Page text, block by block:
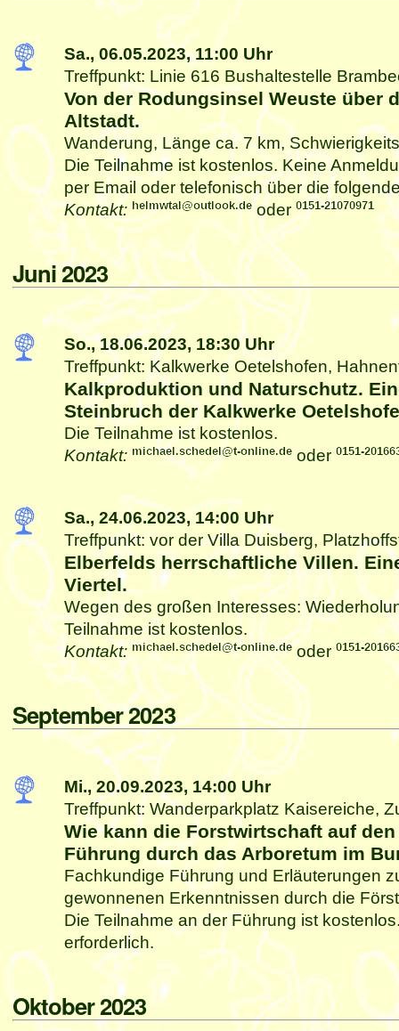
Sa., 06.05.2023,11:00 Uhr
Treffpunkt: Linie 616 Bushaltestelle
Von der Rodungsinsel Weuste über
Altstadt.
Wanderung, Länge ca. 7 km,
Die Teilnahme ist kostenlos. Keine
per Email oder telefonisch über die
Kontakt:
oder
Juni 2023
So., 18.06.2023, 18:30 Uhr
Treffpunkt: Kalkwerke Oetelshofen,
Kalkproduktion und Naturschutz.
Steinbruch der Kalkwerke
Die Teilnahme ist kostenlos.
Kontakt:
oder
Sa., 24.06.2023, 14:00 Uhr
Treffpunkt: vor der Villa Duisberg,
Elberfelds herrschaftliche Villen.
Viertel.
Wegen des großen Interesses:
Teilnahme ist kostenlos.
Kontakt:
oder
September 2023
Mi., 20.09.2023, 14:00 Uhr
Treffpunkt: Wanderparkplatz Kaisereiche,
Wie kann die Forstwirtschaft auf
Führung durch das Arboretum im
Fachkundige Führung und Erläuterungen
gewonnenen Erkenntnissen durch die
Die Teilnahme an der Führung ist
erforderlich.
Oktober 2023